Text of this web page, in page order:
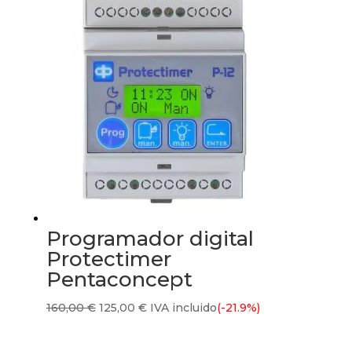
575,00 €.539,00 €.
Programador digital
Protectimer
Pentaconcept
160,00€ El
125,00 €ElIVA incluido(-21.9%)